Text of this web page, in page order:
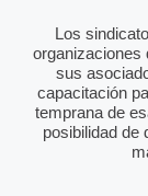
Los
organizaciones
sus
capacitación
temprana de
posibilidad de